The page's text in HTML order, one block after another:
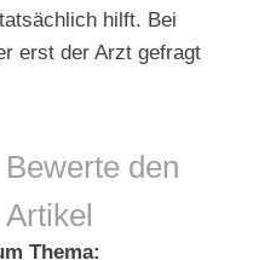
hilft. Bei
erst der Arzt gefragt
Bewerte den
Artikel
Thema: